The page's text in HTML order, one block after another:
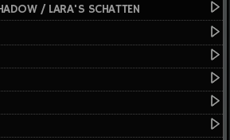
/ LARA'S SCHATTEN